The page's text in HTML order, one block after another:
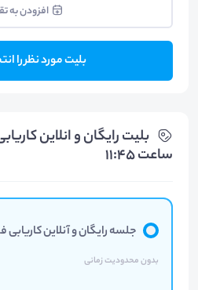
افزودن به
بلیت مورد نظر را
بلیت‌ رایگان و انلاین
ساعت 11:45
جلسه رایگان و آنلاین کاریابی
بدون محدودیت زمانی